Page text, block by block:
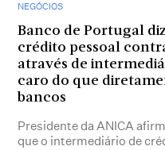
NEGÓCIOS
Banco de Portugal
crédito pessoal
através de
caro do que
bancos
Presidente da ANICA
que o intermediário de